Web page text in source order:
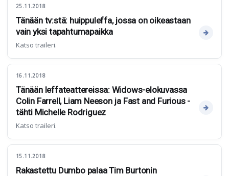
25.11.2018
Tänään tv:stä: huippuleffa, jossa on oikeastaan
vain yksi tapahtumapaikka
Katso traileri.
16.11.2018
Tänään leffateattereissa: Widows-elokuvassa
Colin Farrell, Liam Neeson ja Fast and Furious -
tähti Michelle Rodriguez
Katso traileri.
15.11.2018
Rakastettu Dumbo palaa Tim Burtonin